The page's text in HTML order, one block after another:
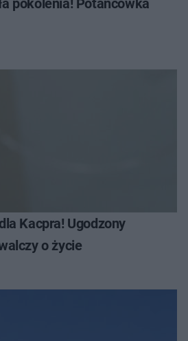
pokolenia! Potańcówka
Kacpra! Ugodzony
o życie